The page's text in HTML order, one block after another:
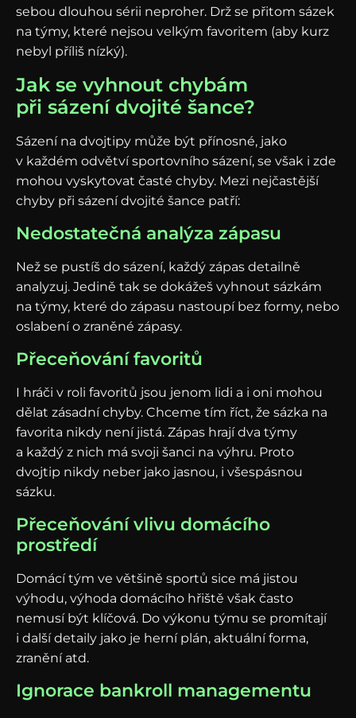
sebou dlouhou sérii neproher. Drž se přitom sázek
na týmy, které nejsou velkým favoritem (aby kurz
nebyl příliš nízký).
Jak se vyhnout chybám
při sázení dvojité šance?
Sázení na dvojtipy může být přínosné, jako
v každém odvětví sportovního sázení, se však i zde
mohou vyskytovat časté chyby. Mezi nejčastější
chyby při sázení dvojité šance patří:
Nedostatečná analýza zápasu
Než se pustíš do sázení, každý zápas detailně
analyzuj. Jedině tak se dokážeš vyhnout sázkám
na týmy, které do zápasu nastoupí bez formy, nebo
oslabení o zraněné zápasy.
Přeceňování favoritů
I hráči v roli favoritů jsou jenom lidi a i oni mohou
dělat zásadní chyby. Chceme tím říct, že sázka na
favorita nikdy není jistá. Zápas hrají dva týmy
a každý z nich má svoji šanci na výhru. Proto
dvojtip nikdy neber jako jasnou, i všespásnou
sázku.
Přeceňování vlivu domácího
prostředí
Domácí tým ve většině sportů sice má jistou
výhodu, výhoda domácího hřiště však často
nemusí být klíčová. Do výkonu týmu se promítají
i další detaily jako je herní plán, aktuální forma,
zranění atd.
Ignorace bankroll managementu